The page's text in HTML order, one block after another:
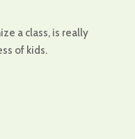
a class, is really
of kids.